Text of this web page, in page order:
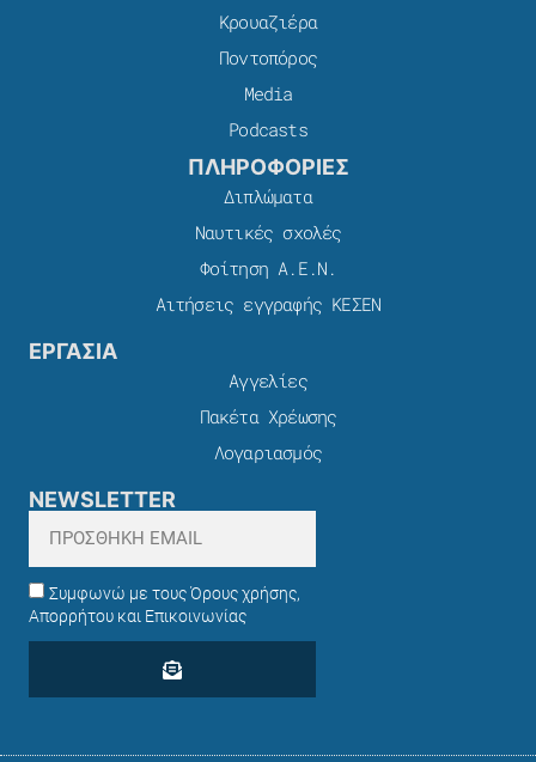
Κρουαζιέρα
Ποντοπόρος
Media
Podcasts
ΠΛΗΡΟΦΟΡΙΕΣ
Διπλώματα
Ναυτικές σχολές
Φοίτηση Α.Ε.Ν.
Αιτήσεις εγγραφής ΚΕΣΕΝ
ΕΡΓΑΣΙΑ
Αγγελίες
Πακέτα Χρέωσης​
Λογαριασμός
NEWSLETTER
Συμφωνώ με τους Όρους χρήσης,
Απορρήτου και Επικοινωνίας